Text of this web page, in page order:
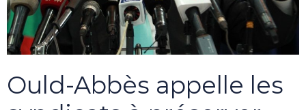
Ould-Abbès appelle les